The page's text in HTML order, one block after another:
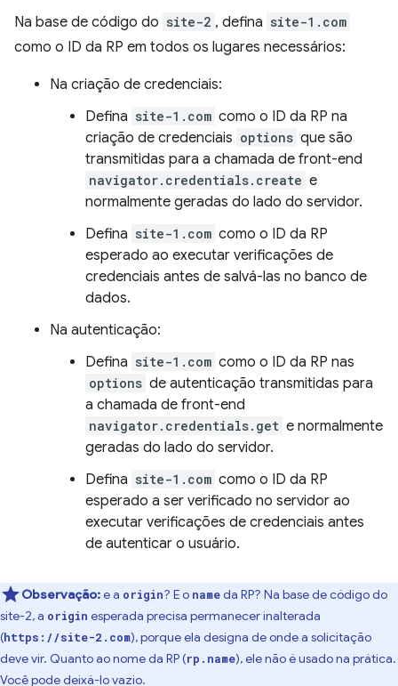
Na base de código do site-2 , defina site-1.com
como o ID da RP em todos os lugares necessários:
Na criação de credenciais:
Defina site-1.com como o ID da RP na
criação de credenciais options que são
transmitidas para a chamada de front-end
navigator.credentials.create e
normalmente geradas do lado do servidor.
Defina site-1.com como o ID da RP
esperado ao executar verificações de
credenciais antes de salvá-las no banco de
dados.
Na autenticação:
Defina site-1.com como o ID da RP nas
options de autenticação transmitidas para
a chamada de front-end
navigator.credentials.get e normalmente
geradas do lado do servidor.
Defina site-1.com como o ID da RP
esperado a ser verificado no servidor ao
executar verificações de credenciais antes
de autenticar o usuário.
Observação:e a origin? E o nameda RP? Na base de código do
site-2, a origin esperada precisa permanecer inalterada
(https://site-2.com), porque ela designa de onde a solicitação
deve vir. Quanto ao nome da RP (rp.name), ele não é usado na prática.
Você pode deixá-lo vazio.